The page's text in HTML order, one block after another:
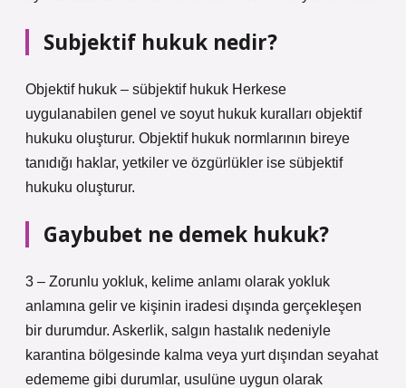
Subjektif hukuk nedir?
Objektif hukuk – sübjektif hukuk Herkese
uygulanabilen genel ve soyut hukuk kuralları objektif
hukuku oluşturur. Objektif hukuk normlarının bireye
tanıdığı haklar, yetkiler ve özgürlükler ise sübjektif
hukuku oluşturur.
Gaybubet ne demek hukuk?
3 – Zorunlu yokluk, kelime anlamı olarak yokluk
anlamına gelir ve kişinin iradesi dışında gerçekleşen
bir durumdur. Askerlik, salgın hastalık nedeniyle
karantina bölgesinde kalma veya yurt dışından seyahat
edememe gibi durumlar, usulüne uygun olarak